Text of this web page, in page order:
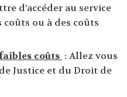
d'accéder au service
ou à des coûts
coûts : Allez vous
Justice et du Droit de